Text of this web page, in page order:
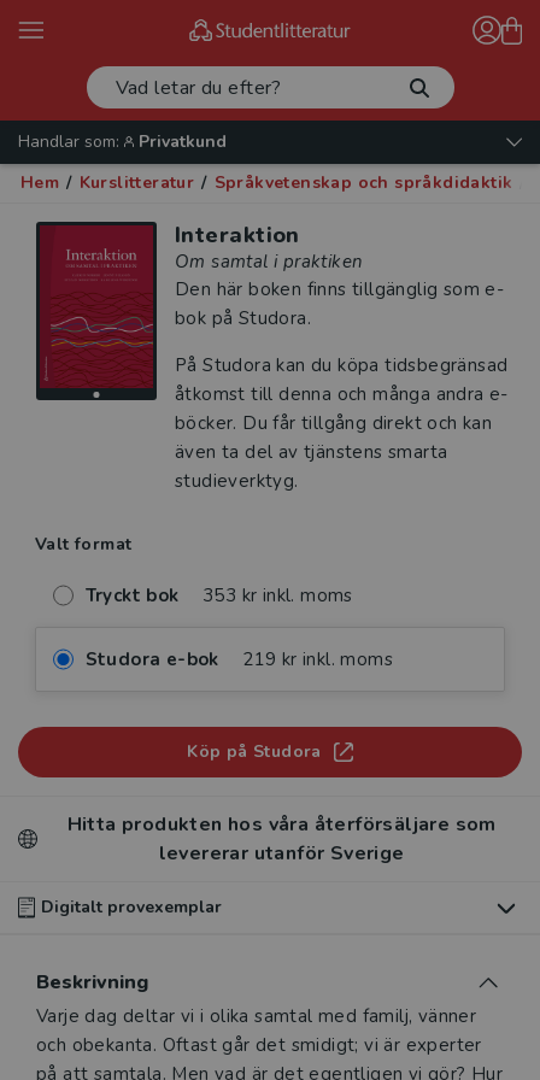
Handlar som:
Privatkund
Hem / Kurslitteratur / Språkvetenskap och språkdidaktik
Interaktion
Om samtal i praktiken
Den här boken finns tillgänglig som e-
bok på Studora.
På Studora kan du köpa tidsbegränsad
åtkomst till denna och många andra e-
böcker. Du får tillgång direkt och kan
även ta del av tjänstens smarta
studieverktyg.
Valt format
Tryckt bok 353 kr inkl. moms
Studora e-bok 219 kr inkl. moms
Köp på Studora
Hitta produkten hos våra återförsäljare som
levererar utanför Sverige
Digitalt provexemplar
digitalt provexemplar av den här produkten
Våra digitala provexemplar tillhandahålls via Studora.se
och ger dig tillgång till boken under 180 dagar. Observera
Beskrivning
Beskrivning
Varje dag deltar vi i olika samtal med familj, vänner
och obekanta. Oftast går det smidigt; vi är experter
på att samtala. Men vad är det egentligen vi gör? Hur